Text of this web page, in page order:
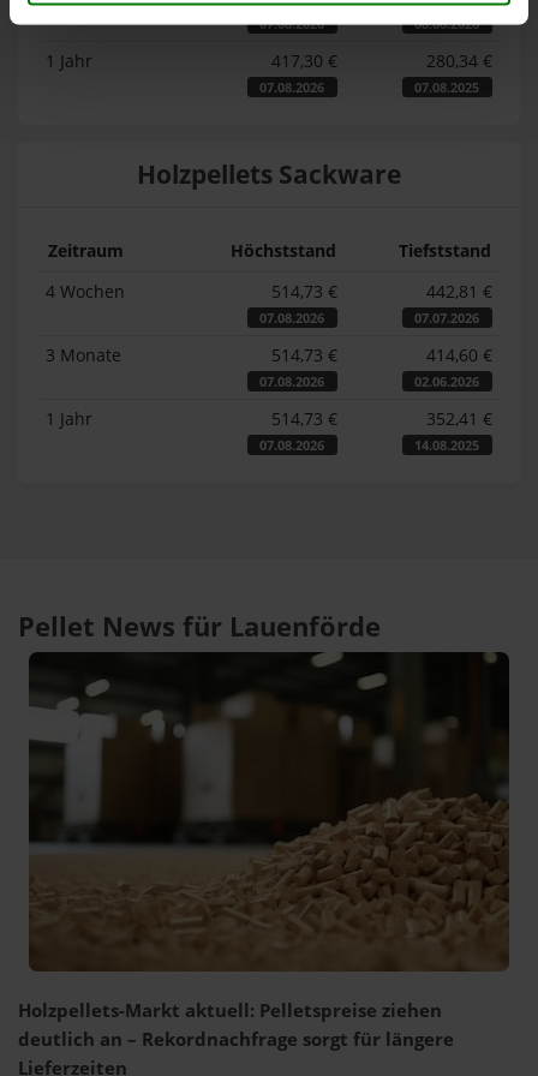
07.08.2026 08.06.2026
1 Jahr 417,30 €
07.08.2026
280,34 €
07.08.2025
Holzpellets Sackware
Zeitraum Höchststand
Tiefststand
4 Wochen
514,73 €
07.08.2026
442,81 €
07.07.2026
3 Monate 514,73 €
07.08.2026
414,60 €
02.06.2026
1 Jahr 514,73 €
07.08.2026
352,41 €
14.08.2025
Pellet News für Lauenförde
Holzpellets-Markt aktuell: Pelletspreise ziehen
deutlich an – Rekordnachfrage sorgt für längere
Lieferzeiten